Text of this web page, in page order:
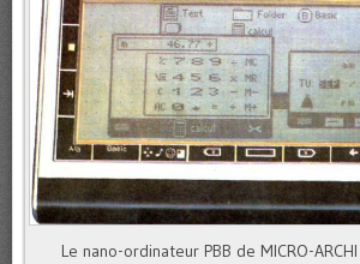
Le nano-ordinateur PBB de MICRO-